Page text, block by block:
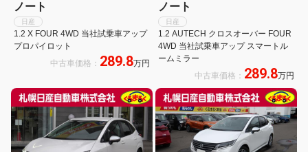
ノート
日産
1.2 X FOUR 4WD 当社試乗車アップ
プロパイロット
中古車価格： 289.8万円
ノート
日産
1.2 AUTECH クロスオーバー FOUR
4WD 当社試乗車アップ スマートル
ームミラー
中古車価格： 289.8万円